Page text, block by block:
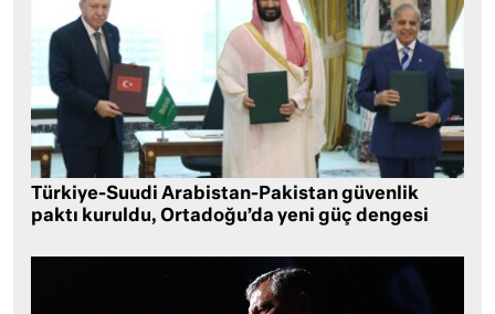
Türkiye-Suudi Arabistan-Pakistan güvenlik
paktı kuruldu, Ortadoğu’da yeni güç dengesi